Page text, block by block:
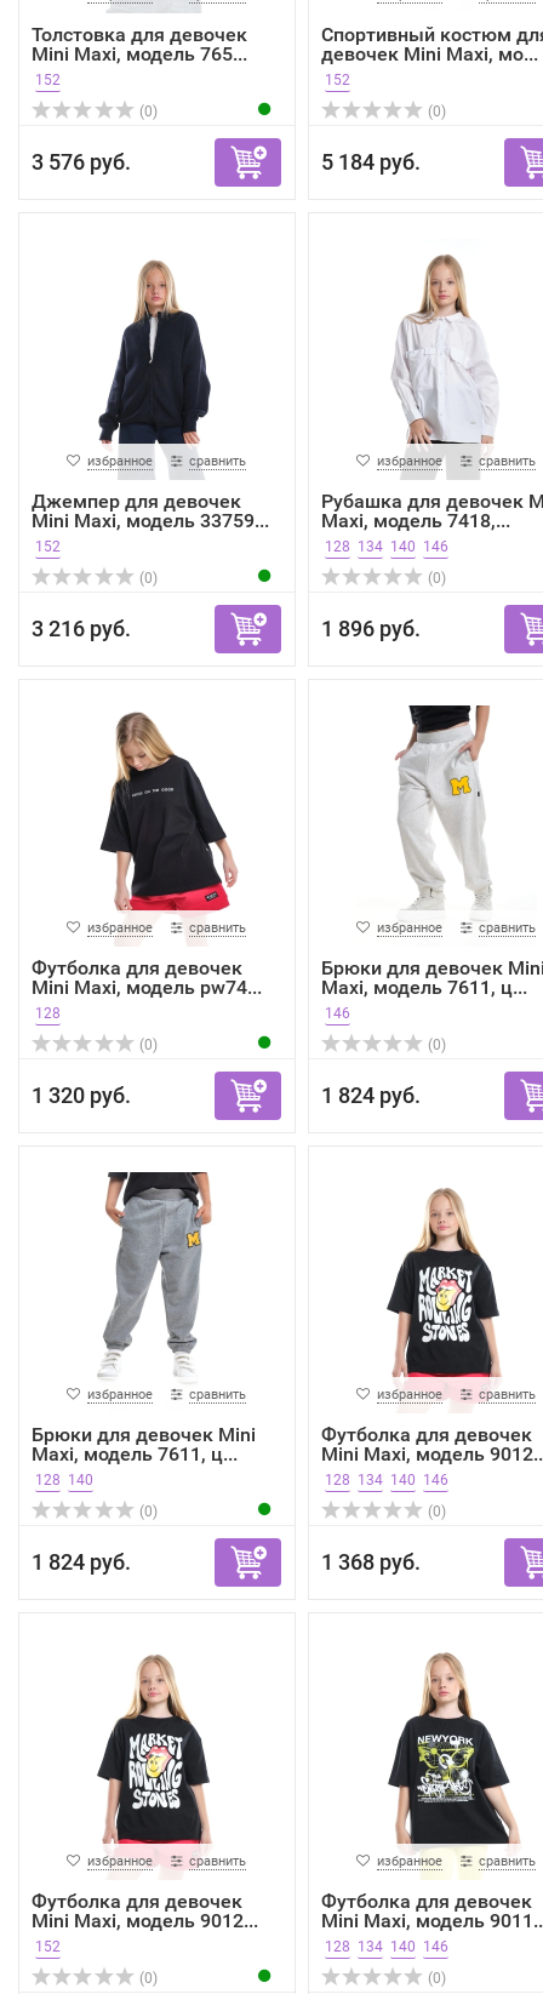
Толстовка для девочек
Mini Maxi, модель 765...
152
(0)
3 576 руб.
Спортивный костюм
девочек Mini Maxi, мо...
152
(0)
5 184 руб.
избранное сравнить
Джемпер для девочек
Mini Maxi, модель 33759...
152
(0)
3 216 руб.
избранное сравнить
Рубашка для девочек
Maxi, модель 7418,...
128 134 140 146
(0)
1 896 руб.
избранное сравнить
Футболка для девочек
Mini Maxi, модель pw74...
128
(0)
1 320 руб.
избранное сравнить
Брюки для девочек
Maxi, модель 7611, ц...
146
(0)
1 824 руб.
избранное сравнить
Брюки для девочек Mini
Maxi, модель 7611, ц...
128 140
(0)
1 824 руб.
избранное сравнить
Футболка для девочек
Mini Maxi, модель
128 134 140 146
(0)
1 368 руб.
избранное сравнить
Футболка для девочек
Mini Maxi, модель 9012...
152
(0)
избранное сравнить
Футболка для девочек
Mini Maxi, модель
128 134 140 146
(0)